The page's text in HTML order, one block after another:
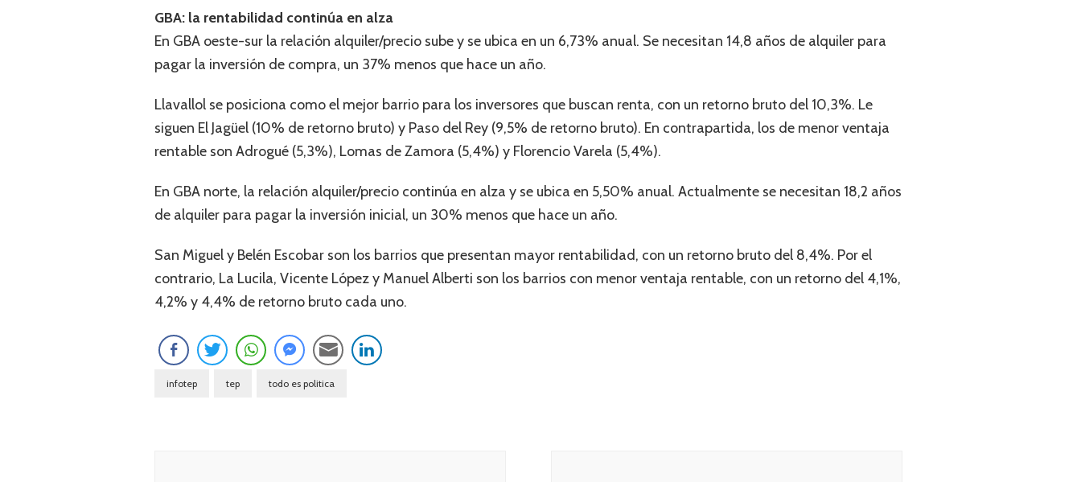
GBA: la rentabilidad continúa en alza
En GBA oeste-sur la relación alquiler/precio sube y se ubica en un 6,73% anual. Se necesitan 14,8 años de alquiler para
pagar la inversión de compra, un 37% menos que hace un año.
Llavallol se posiciona como el mejor barrio para los inversores que buscan renta, con un retorno bruto del 10,3%. Le
siguen El Jagüel (10% de retorno bruto) y Paso del Rey (9,5% de retorno bruto). En contrapartida, los de menor ventaja
rentable son Adrogué (5,3%), Lomas de Zamora (5,4%) y Florencio Varela (5,4%).
En GBA norte, la relación alquiler/precio continúa en alza y se ubica en 5,50% anual. Actualmente se necesitan 18,2 años
de alquiler para pagar la inversión inicial, un 30% menos que hace un año.
San Miguel y Belén Escobar son los barrios que presentan mayor rentabilidad, con un retorno bruto del 8,4%. Por el
contrario, La Lucila, Vicente López y Manuel Alberti son los barrios con menor ventaja rentable, con un retorno del 4,1%,
4,2% y 4,4% de retorno bruto cada uno.
infotep tep todo es politica